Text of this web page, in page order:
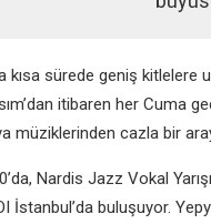
kısa sürede geniş
itibaren her Cuma
müziklerinden cazla bir
Nardis Jazz Vokal
İstanbul’da buluşuyor.